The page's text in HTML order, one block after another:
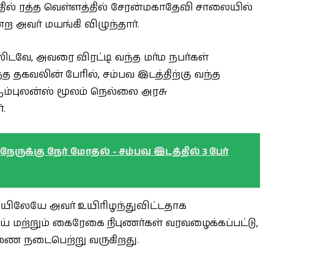
ரத்த வெள்ளத்தில் சேரன்மகாதேவி சாலையில்
அவர் மயங்கி விழுந்தார்.
அவரை விரட்டி வந்த மர்ம நபர்கள்
தகவலின் பேரில், சம்பவ இடத்திற்கு வந்த
மூலம் நெல்லை அரசு
நேர் மோதல் - சம்பவ இடத்தில் 3 பேர்
அவர் உயிரிழந்துவிட்டதாக
மற்றும் கைரேகை நிபுணர்கள் வரவழைக்கப்பட்டு,
நடைபெற்று வருகிறது.